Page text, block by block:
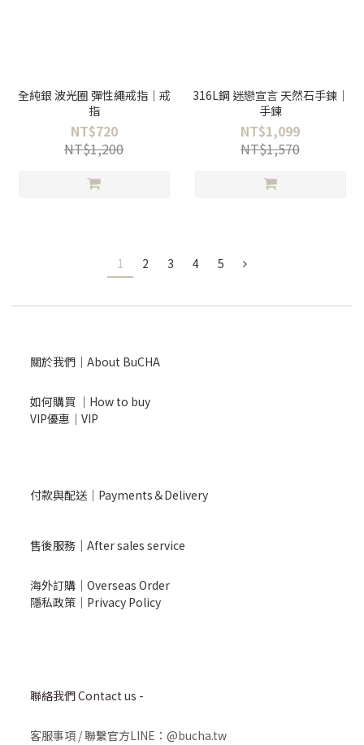
全純銀 波光圈 彈性繩戒指｜戒
指
NT$720
NT$1,200
316L鋼 迷戀宣言 天然石手鍊｜
手鍊
NT$1,099
NT$1,570
1 2 3 4 5
關於我們｜About BuCHA
如何購買 ｜How to buy
VIP優惠｜VIP
付款與配送｜Payments＆Delivery
售後服務｜After sales service
海外訂購｜Overseas Order
隱私政策｜Privacy Policy
聯絡我們 Contact us -
客服事項 /聯繫官方LINE：@bucha.tw